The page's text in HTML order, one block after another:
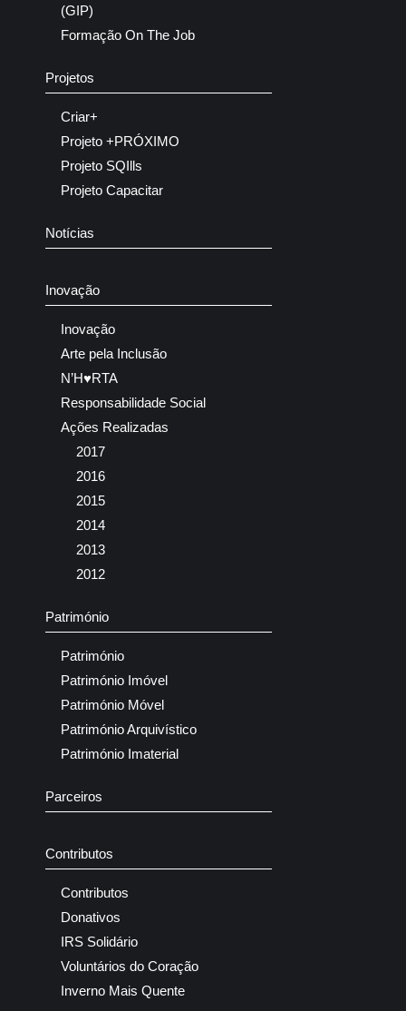
(GIP)
Formação On The Job
Projetos
Criar+
Projeto +PRÓXIMO
Projeto SQIlls
Projeto Capacitar
Notícias
Inovação
Inovação
Arte pela Inclusão
N’H♥RTA
Responsabilidade Social
Ações Realizadas
2017
2016
2015
2014
2013
2012
Património
Património
Património Imóvel
Património Móvel
Património Arquivístico
Património Imaterial
Parceiros
Contributos
Contributos
Donativos
IRS Solidário
Voluntários do Coração
Inverno Mais Quente